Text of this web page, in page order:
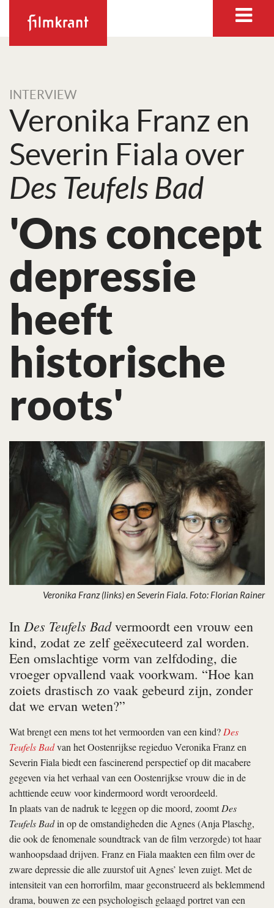
INTERVIEW
Veronika Franz en
Severin Fiala over
Des Teufels Bad
'Ons concept
depressie
heeft
historische
roots'
Veronika Franz (links) en Severin Fiala. Foto: Florian Rainer
In Des Teufels Badvermoordt een vrouw een
kind, zodat ze zelf geëxecuteerd zal worden.
Een omslachtige vorm van zelfdoding, die
vroeger opvallend vaak voorkwam. “Hoe kan
zoiets drastisch zo vaak gebeurd zijn, zonder
dat we ervan weten?”
Wat brengt een mens tot het vermoorden van een kind?Des
Teufels Badvan het Oostenrijkse regieduo Veronika Franz en
Severin Fiala biedt een fascinerend perspectief op dit macabere
gegeven via het verhaal van een Oostenrijkse vrouw die in de
achttiende eeuw voor kindermoord wordt veroordeeld.
In plaats van de nadruk te leggen op die moord, zoomtDes
Teufels Badin op de omstandigheden die Agnes (Anja Plaschg,
die ook de fenomenale soundtrack van de film verzorgde) tot haar
wanhoopsdaad drijven. Franz en Fiala maakten een film over de
zware depressie die alle zuurstof uit Agnes’ leven zuigt. Met de
intensiteit van een horrorfilm, maar geconstrueerd als beklemmend
drama, bouwen ze een psychologisch gelaagd portret van een